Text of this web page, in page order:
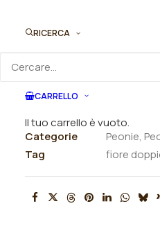
RICERCA
CARRELLO
Il tuo carrello è vuoto.
SKU
N/A
Categorie
Peonie,
Tag
fiore